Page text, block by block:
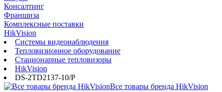
Консалтинг
Франшиза
Комплексные поставки
HikVision
Системы видеонаблюдения
Тепловизионное оборудование
Стационарные тепловизоры
HikVision
DS-2TD2137-10/P
Все товары бренда HikVision